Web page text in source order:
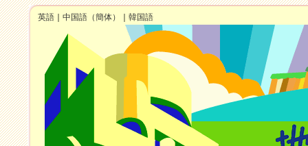
英語 中国語（簡体） 韓国語